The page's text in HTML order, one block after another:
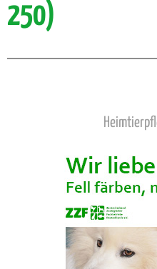
250)